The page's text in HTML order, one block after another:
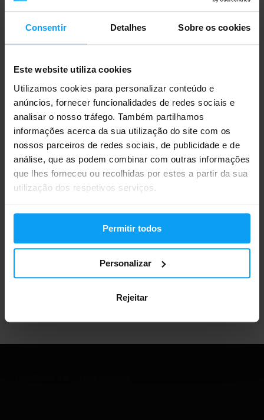
Consentir Detalhes Sobre os cookies
Este website utiliza cookies
Utilizamos cookies para personalizar conteúdo e
anúncios, fornecer funcionalidades de redes sociais e
analisar o nosso tráfego. Também partilhamos
informações acerca da sua utilização do site com os
nossos parceiros de redes sociais, de publicidade e de
análise, que as podem combinar com outras informações
que lhes forneceu ou recolhidas por estes a partir da sua
utilização dos respetivos serviços.
Permitir todos
Personalizar
Rejeitar
Weider
Sport Collagen 300 g
20,79€
FORA DE STOCK
Envio rápido
Apoio ao cliente profissional